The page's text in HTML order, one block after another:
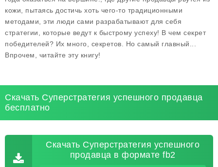
кожи, пытаясь достичь хоть чего-то традиционными
методами, эти люди сами разрабатывают для себя
стратегии, которые ведут к быстрому успеху! В чем секрет
победителей? Их много, секретов. Но самый главный...
Впрочем, читайте эту книгу!
Скачать Суперстратегия успешного продавца
бесплатно
Скачать Суперстратегия успешного
продавца в формате fb2